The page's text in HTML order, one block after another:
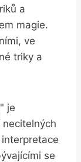
a
magie.
ve
triky a
je
se